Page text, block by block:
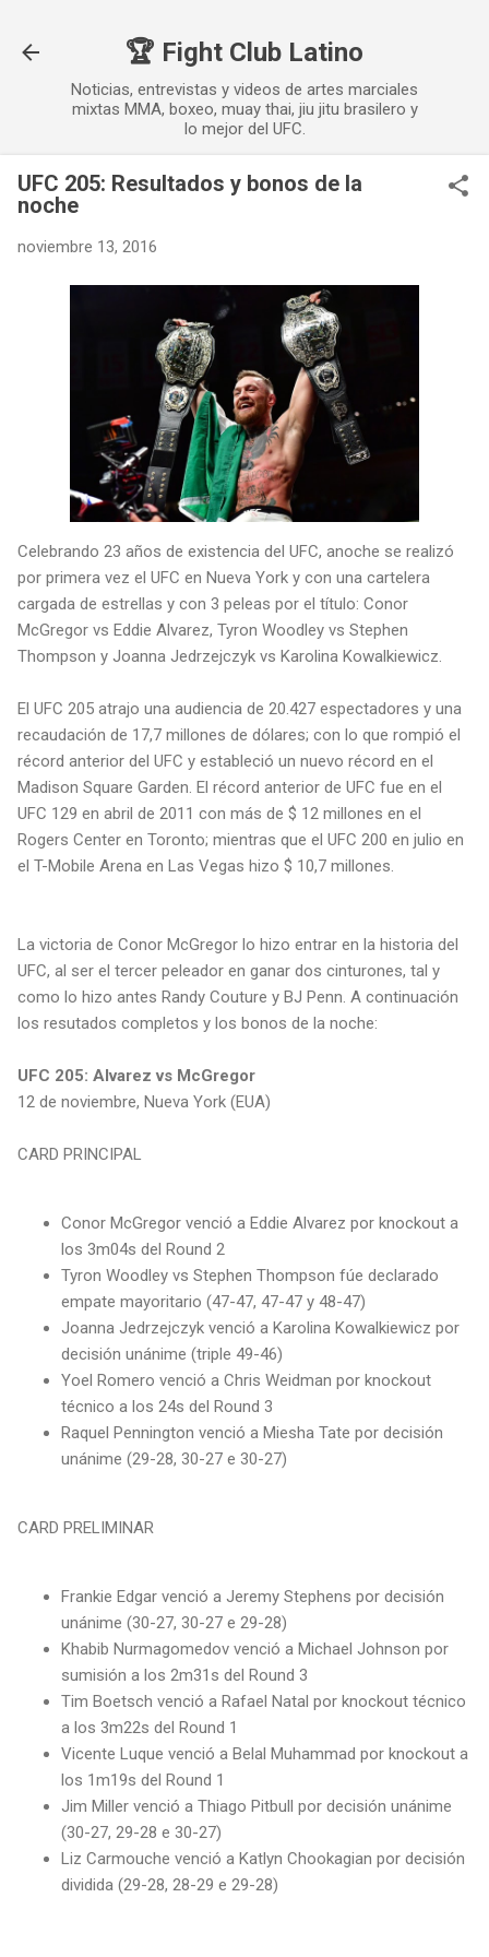
🏆 Fight Club Latino
Noticias, entrevistas y videos de artes marciales
mixtas MMA, boxeo, muay thai, jiu jitu brasilero y
lo mejor del UFC.
UFC 205: Resultados y bonos de la
noche
noviembre 13, 2016
Celebrando 23 años de existencia del UFC, anoche se realizó
por primera vez el UFC en Nueva York y con una cartelera
cargada de estrellas y con 3 peleas por el título: Conor
McGregor vs Eddie Alvarez, Tyron Woodley vs Stephen
Thompson y Joanna Jedrzejczyk vs Karolina Kowalkiewicz.
El UFC 205 atrajo una audiencia de 20.427 espectadores y una
recaudación de 17,7 millones de dólares; con lo que rompió el
récord anterior del UFC y estableció un nuevo récord en el
Madison Square Garden. El récord anterior de UFC fue en el
UFC 129 en abril de 2011 con más de $ 12 millones en el
Rogers Center en Toronto; mientras que el UFC 200 en julio en
el T-Mobile Arena en Las Vegas hizo $ 10,7 millones.
La victoria de Conor McGregor lo hizo entrar en la historia del
UFC, al ser el tercer peleador en ganar dos cinturones, tal y
como lo hizo antes Randy Couture y BJ Penn. A continuación
los resutados completos y los bonos de la noche:
UFC 205: Alvarez vs McGregor
12 de noviembre, Nueva York (EUA)
CARD PRINCIPAL
Conor McGregor venció a Eddie Alvarez por knockout a
los 3m04s del Round 2
Tyron Woodley vs Stephen Thompson fúe declarado
empate mayoritario (47-47, 47-47 y 48-47)
Joanna Jedrzejczyk venció a Karolina Kowalkiewicz por
decisión unánime (triple 49-46)
Yoel Romero venció a Chris Weidman por knockout
técnico a los 24s del Round 3
Raquel Pennington venció a Miesha Tate por decisión
unánime (29-28, 30-27 e 30-27)
CARD PRELIMINAR
Frankie Edgar venció a Jeremy Stephens por decisión
unánime (30-27, 30-27 e 29-28)
Khabib Nurmagomedov venció a Michael Johnson por
sumisión a los 2m31s del Round 3
Tim Boetsch venció a Rafael Natal por knockout técnico
a los 3m22s del Round 1
Vicente Luque venció a Belal Muhammad por knockout a
los 1m19s del Round 1
Jim Miller venció a Thiago Pitbull por decisión unánime
(30-27, 29-28 e 30-27)
Liz Carmouche venció a Katlyn Chookagian por decisión
dividida (29-28, 28-29 e 29-28)